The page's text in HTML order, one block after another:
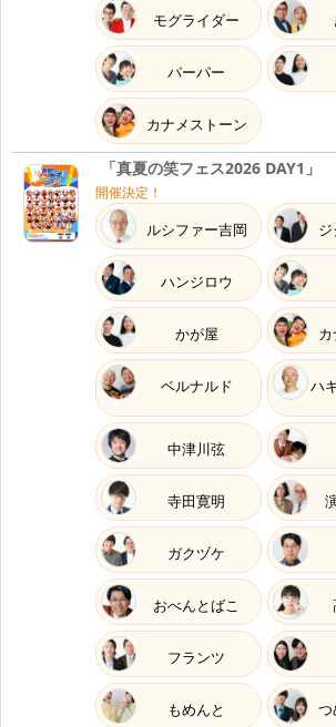
19:00開演
『【パンキッシュガーデン】エ
8.29 Sat
TV
07:45
07:45～08:09
NHKEテレ 『おかあさんといっ
ィスコ)
8.30 Sun
11:30開演 大宮ソニック大ホー
『爆生!! お笑い in 大宮』
15:00開演 大宮ソニック大ホー
『爆生!! お笑い in 大宮』
9.5 Sat
07:45～08:09
NHKEテレ 『おかあさんといっ
ィスコ)
9.6 Sun
モグライダー
パーパー
カナメストーン
「真夏の笑フェス2026 DAY1」
開催決定！
ルシファー吉岡
ハンジロウ
かが屋
ベルナルド
ハ
中津川弦
寺田寛明
ガクヅケ
おべんとばこ
フランツ
もめんと つ